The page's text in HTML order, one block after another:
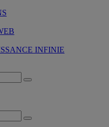
INFINIE